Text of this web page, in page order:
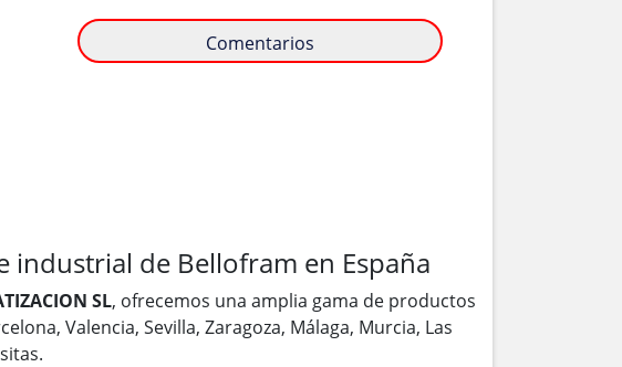
Comentarios
industrial de Bellofram en España
SL, ofrecemos una amplia gama de productos
Valencia, Sevilla, Zaragoza, Málaga, Murcia, Las